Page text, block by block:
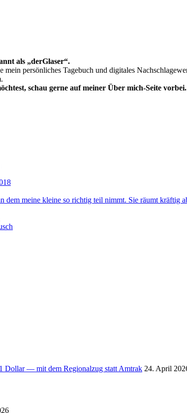
als „derGlaser“.
mein persönliches Tagebuch und digitales
schau gerne auf meiner Über mich-Seite vorbei.
dem meine kleine so richtig teil nimmt. Sie räumt kräftig
Dollar — mit dem Regionalzug statt Amtrak 24. April